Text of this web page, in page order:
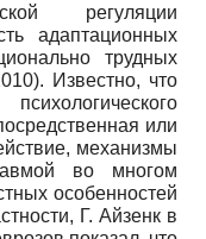
регуляции
адаптационных
трудных
Известно, что
или
механизмы
во многом
особенностей
Г. Айзенк в